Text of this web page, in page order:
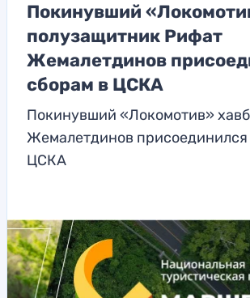
Покинувший
полузащитник Рифат
Жемалетдинов
сборам в ЦСКА
Покинувший «Локомотив»
Жемалетдинов присоединился
ЦСКА